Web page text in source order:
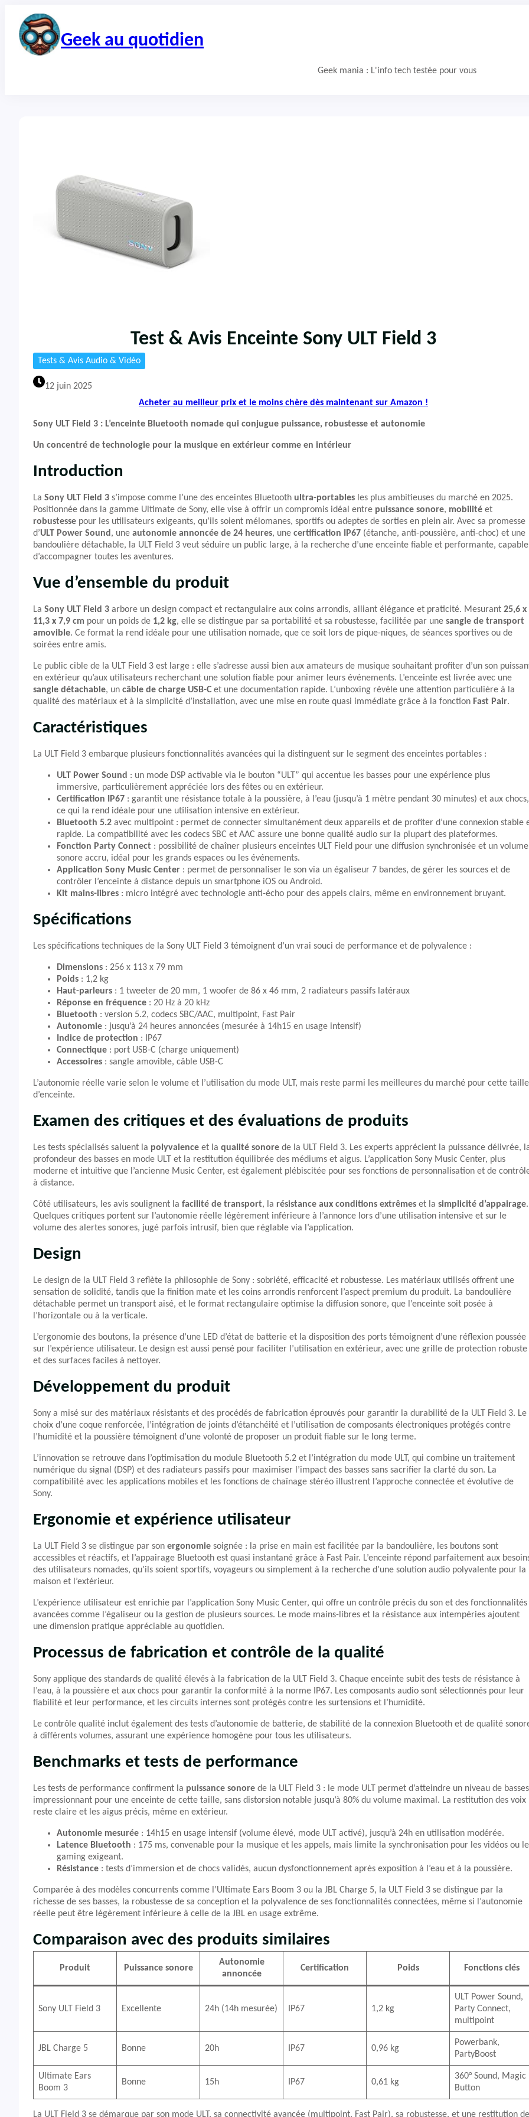
contenu
Geek au quotidien
Geek mania : L'info tech testée pour vous
Test & Avis Enceinte Sony ULT Field 3
Tests & Avis Audio & Vidéo
12 juin 2025
Acheter au meilleur prix et le moins chère dès maintenant sur Amazon !
Sony ULT Field 3 : L’enceinte Bluetooth nomade qui conjugue puissance, robustesse et autonomie
Un concentré de technologie pour la musique en extérieur comme en intérieur
Introduction
La Sony ULT Field 3 s’impose comme l’une des enceintes Bluetooth ultra-portables les plus ambitieuses du marché en 2025.
Positionnée dans la gamme Ultimate de Sony, elle vise à offrir un compromis idéal entre puissance sonore, mobilité et
robustesse pour les utilisateurs exigeants, qu’ils soient mélomanes, sportifs ou adeptes de sorties en plein air. Avec sa promesse
d’ULT Power Sound , une autonomie annoncée de 24 heures, une certification IP67 (étanche, anti-poussière, anti-choc) et une
bandoulière détachable, la ULT Field 3 veut séduire un public large, à la recherche d’une enceinte fiable et performante, capable
d’accompagner toutes les aventures.
Vue d’ensemble du produit
La Sony ULT Field 3 arbore un design compact et rectangulaire aux coins arrondis, alliant élégance et praticité. Mesurant 25,6 x
11,3 x 7,9 cm pour un poids de 1,2 kg, elle se distingue par sa portabilité et sa robustesse, facilitée par une sangle de transport
amovible. Ce format la rend idéale pour une utilisation nomade, que ce soit lors de pique-niques, de séances sportives ou de
soirées entre amis.
Le public cible de la ULT Field 3 est large : elle s’adresse aussi bien aux amateurs de musique souhaitant profiter d’un son
en extérieur qu’aux utilisateurs recherchant une solution fiable pour animer leurs événements. L’enceinte est livrée avec une
sangle détachable, un câble de charge USB-C et une documentation rapide. L’unboxing révèle une attention particulière à la
qualité des matériaux et à la simplicité d’installation, avec une mise en route quasi immédiate grâce à la fonction Fast Pair.
Caractéristiques
La ULT Field 3 embarque plusieurs fonctionnalités avancées qui la distinguent sur le segment des enceintes portables :
ULT Power Sound : un mode DSP activable via le bouton “ULT” qui accentue les basses pour une expérience plus
immersive, particulièrement appréciée lors des fêtes ou en extérieur.
Certification IP67 : garantit une résistance totale à la poussière, à l’eau (jusqu’à 1 mètre pendant 30 minutes) et aux chocs,
ce qui la rend idéale pour une utilisation intensive en extérieur.
Bluetooth 5.2 avec multipoint : permet de connecter simultanément deux appareils et de profiter d’une connexion stable
rapide. La compatibilité avec les codecs SBC et AAC assure une bonne qualité audio sur la plupart des plateformes.
Fonction Party Connect : possibilité de chaîner plusieurs enceintes ULT Field pour une diffusion synchronisée et un volume
sonore accru, idéal pour les grands espaces ou les événements.
Application Sony Music Center : permet de personnaliser le son via un égaliseur 7 bandes, de gérer les sources et de
contrôler l’enceinte à distance depuis un smartphone iOS ou Android.
Kit mains-libres : micro intégré avec technologie anti-écho pour des appels clairs, même en environnement bruyant.
Spécifications
Les spécifications techniques de la Sony ULT Field 3 témoignent d’un vrai souci de performance et de polyvalence :
Dimensions : 256 x 113 x 79 mm
Poids : 1,2 kg
Haut-parleurs : 1 tweeter de 20 mm, 1 woofer de 86 x 46 mm, 2 radiateurs passifs latéraux
Réponse en fréquence : 20 Hz à 20 kHz
Bluetooth : version 5.2, codecs SBC/AAC, multipoint, Fast Pair
Autonomie : jusqu’à 24 heures annoncées (mesurée à 14h15 en usage intensif)
Indice de protection : IP67
Connectique : port USB-C (charge uniquement)
Accessoires : sangle amovible, câble USB-C
L’autonomie réelle varie selon le volume et l’utilisation du mode ULT, mais reste parmi les meilleures du marché pour cette taille
d’enceinte.
Examen des critiques et des évaluations de produits
Les tests spécialisés saluent la polyvalence et la qualité sonore de la ULT Field 3. Les experts apprécient la puissance délivrée,
profondeur des basses en mode ULT et la restitution équilibrée des médiums et aigus. L’application Sony Music Center, plus
moderne et intuitive que l’ancienne Music Center, est également plébiscitée pour ses fonctions de personnalisation et de
à distance.
Côté utilisateurs, les avis soulignent la facilité de transport, la résistance aux conditions extrêmes et la simplicité d’appairage.
Quelques critiques portent sur l’autonomie réelle légèrement inférieure à l’annonce lors d’une utilisation intensive et sur le
volume des alertes sonores, jugé parfois intrusif, bien que réglable via l’application.
Design
Le design de la ULT Field 3 reflète la philosophie de Sony : sobriété, efficacité et robustesse. Les matériaux utilisés offrent une
sensation de solidité, tandis que la finition mate et les coins arrondis renforcent l’aspect premium du produit. La bandoulière
détachable permet un transport aisé, et le format rectangulaire optimise la diffusion sonore, que l’enceinte soit posée à
l’horizontale ou à la verticale.
L’ergonomie des boutons, la présence d’une LED d’état de batterie et la disposition des ports témoignent d’une réflexion poussée
sur l’expérience utilisateur. Le design est aussi pensé pour faciliter l’utilisation en extérieur, avec une grille de protection robuste
et des surfaces faciles à nettoyer.
Développement du produit
Sony a misé sur des matériaux résistants et des procédés de fabrication éprouvés pour garantir la durabilité de la ULT Field 3. Le
choix d’une coque renforcée, l’intégration de joints d’étanchéité et l’utilisation de composants électroniques protégés contre
l’humidité et la poussière témoignent d’une volonté de proposer un produit fiable sur le long terme.
L’innovation se retrouve dans l’optimisation du module Bluetooth 5.2 et l’intégration du mode ULT, qui combine un traitement
numérique du signal (DSP) et des radiateurs passifs pour maximiser l’impact des basses sans sacrifier la clarté du son. La
compatibilité avec les applications mobiles et les fonctions de chaînage stéréo illustrent l’approche connectée et évolutive de
Sony.
Ergonomie et expérience utilisateur
La ULT Field 3 se distingue par son ergonomie soignée : la prise en main est facilitée par la bandoulière, les boutons sont
accessibles et réactifs, et l’appairage Bluetooth est quasi instantané grâce à Fast Pair. L’enceinte répond parfaitement aux
des utilisateurs nomades, qu’ils soient sportifs, voyageurs ou simplement à la recherche d’une solution audio polyvalente pour la
maison et l’extérieur.
L’expérience utilisateur est enrichie par l’application Sony Music Center, qui offre un contrôle précis du son et des fonctionnalités
avancées comme l’égaliseur ou la gestion de plusieurs sources. Le mode mains-libres et la résistance aux intempéries ajoutent
une dimension pratique appréciable au quotidien.
Processus de fabrication et contrôle de la qualité
Sony applique des standards de qualité élevés à la fabrication de la ULT Field 3. Chaque enceinte subit des tests de résistance à
l’eau, à la poussière et aux chocs pour garantir la conformité à la norme IP67. Les composants audio sont sélectionnés pour leur
fiabilité et leur performance, et les circuits internes sont protégés contre les surtensions et l’humidité.
Le contrôle qualité inclut également des tests d’autonomie de batterie, de stabilité de la connexion Bluetooth et de qualité
à différents volumes, assurant une expérience homogène pour tous les utilisateurs.
Benchmarks et tests de performance
Les tests de performance confirment la puissance sonore de la ULT Field 3 : le mode ULT permet d’atteindre un niveau de basses
impressionnant pour une enceinte de cette taille, sans distorsion notable jusqu’à 80% du volume maximal. La restitution des voix
reste claire et les aigus précis, même en extérieur.
Autonomie mesurée : 14h15 en usage intensif (volume élevé, mode ULT activé), jusqu’à 24h en utilisation modérée.
Latence Bluetooth : 175 ms, convenable pour la musique et les appels, mais limite la synchronisation pour les vidéos ou le
gaming exigeant.
Résistance : tests d’immersion et de chocs validés, aucun dysfonctionnement après exposition à l’eau et à la poussière.
Comparée à des modèles concurrents comme l’Ultimate Ears Boom 3 ou la JBL Charge 5, la ULT Field 3 se distingue par la
richesse de ses basses, la robustesse de sa conception et la polyvalence de ses fonctionnalités connectées, même si l’autonomie
réelle peut être légèrement inférieure à celle de la JBL en usage extrême.
Comparaison avec des produits similaires
Produit Puissance sonore
Autonomie
annoncée
Certification Poids Fonctions clés
Sony ULT Field 3 Excellente 24h (14h mesurée) IP67 1,2 kg
ULT Power Sound,
Party Connect,
multipoint
JBL Charge 5 Bonne 20h IP67 0,96 kg
Powerbank,
PartyBoost
Ultimate Ears
Boom 3
Bonne 15h IP67 0,61 kg
360° Sound, Magic
Button
La ULT Field 3 se démarque par son mode ULT, sa connectivité avancée (multipoint, Fast Pair), sa robustesse, et une restitution